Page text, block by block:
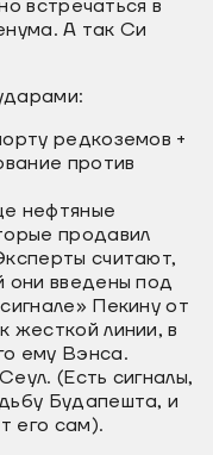
встречаться в
А так Си
редкоземов +
против
нефтяные
продавил
считают,
они введены под
Пекину от
жесткой линии, в
ему Вэнса.
(Есть сигналы,
Будапешта, и
его сам).